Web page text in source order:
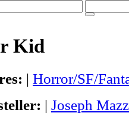
Kid
| Horror/SF/
| Joseph